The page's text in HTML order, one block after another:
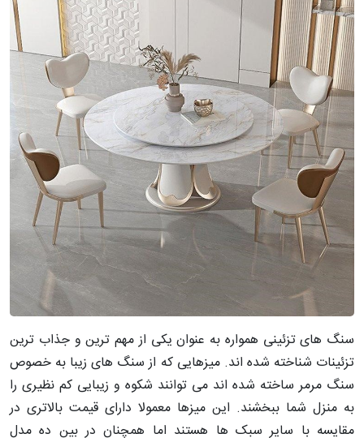
سنگ های تزئینی همواره به عنوان یکی از مهم ترین و جذاب ترین
تزئینات شناخته شده اند. میزهایی که از سنگ های زیبا به خصوص
سنگ مرمر ساخته شده اند می توانند شکوه و زیبایی کم نظیری را
به منزل شما ببخشند. این میزها معمولا دارای قیمت بالاتری در
مقایسه با سایر سبک ها هستند اما همچنان در بین ده مدل